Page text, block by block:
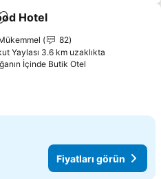
Favorilerime ekle
Hotel
82
Yaylası 3.6 km uzaklıkta
İçinde Butik Otel
Fiyatları görün